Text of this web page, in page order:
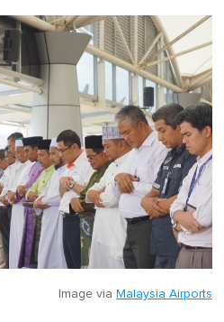
Image via Malaysia Airports